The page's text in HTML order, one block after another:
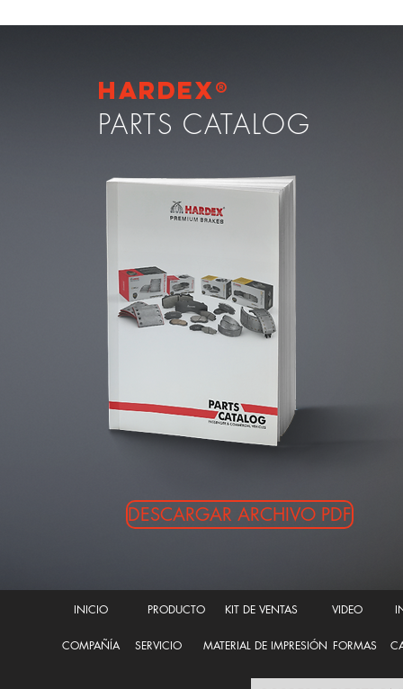
Hardex®
PARTS CATALOG
DESCARGAR ARCHIVO PDF
INICIO PRODUCTO KIT DE VENTAS VIDEO
COMPAÑÍA SERVICIO MATERIAL DE IMPRESIÓN FORMAS